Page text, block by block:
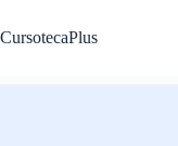
al
contenido
CursotecaPlus